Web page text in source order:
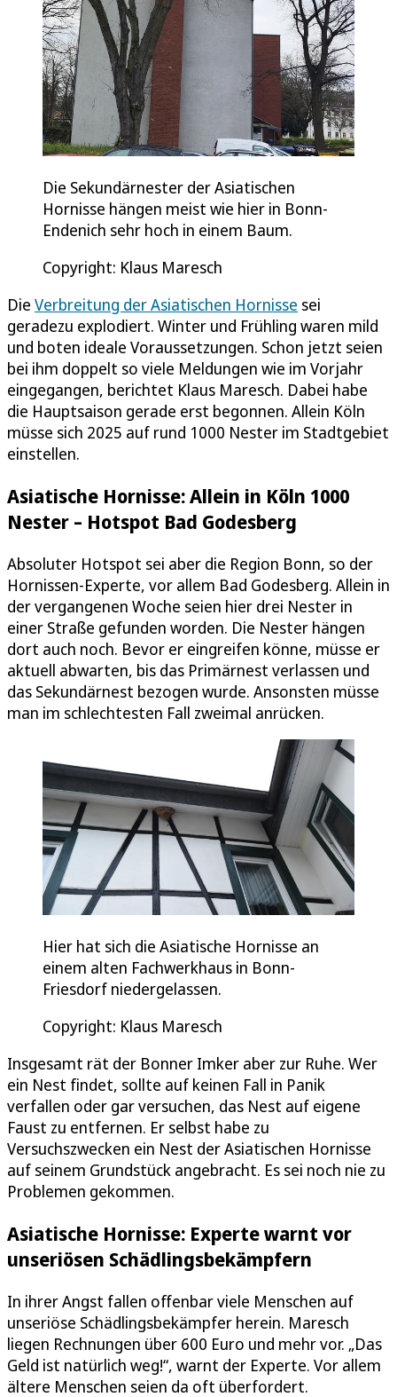
Die Sekundärnester der Asiatischen
Hornisse hängen meist wie hier in Bonn-
Endenich sehr hoch in einem Baum.
Copyright: Klaus Maresch
Die Verbreitung der Asiatischen Hornisse sei
geradezu explodiert. Winter und Frühling waren mild
und boten ideale Voraussetzungen. Schon jetzt seien
bei ihm doppelt so viele Meldungen wie im Vorjahr
eingegangen, berichtet Klaus Maresch. Dabei habe
die Hauptsaison gerade erst begonnen. Allein Köln
müsse sich 2025 auf rund 1000 Nester im Stadtgebiet
einstellen.
Asiatische Hornisse: Allein in Köln 1000
Nester – Hotspot Bad Godesberg
Absoluter Hotspot sei aber die Region Bonn, so der
Hornissen-Experte, vor allem Bad Godesberg. Allein in
der vergangenen Woche seien hier drei Nester in
einer Straße gefunden worden. Die Nester hängen
dort auch noch. Bevor er eingreifen könne, müsse er
aktuell abwarten, bis das Primärnest verlassen und
das Sekundärnest bezogen wurde. Ansonsten müsse
man im schlechtesten Fall zweimal anrücken.
Hier hat sich die Asiatische Hornisse an
einem alten Fachwerkhaus in Bonn-
Friesdorf niedergelassen.
Copyright: Klaus Maresch
Insgesamt rät der Bonner Imker aber zur Ruhe. Wer
ein Nest findet, sollte auf keinen Fall in Panik
verfallen oder gar versuchen, das Nest auf eigene
Faust zu entfernen. Er selbst habe zu
Versuchszwecken ein Nest der Asiatischen Hornisse
auf seinem Grundstück angebracht. Es sei noch nie zu
Problemen gekommen.
Asiatische Hornisse: Experte warnt vor
unseriösen Schädlingsbekämpfern
In ihrer Angst fallen offenbar viele Menschen auf
unseriöse Schädlingsbekämpfer herein. Maresch
liegen Rechnungen über 600 Euro und mehr vor. „Das
Geld ist natürlich weg!“, warnt der Experte. Vor allem
ältere Menschen seien da oft überfordert.